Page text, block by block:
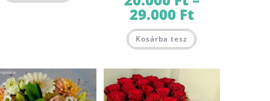
választhatók
ki
29.000 FtÁrtartomány:
20.000 Ft
29.000 Ft
Kosárba tesz a